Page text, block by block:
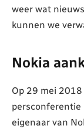
weer wat
kunnen we
Nokia
Op 29 mei
persconferentie
eigenaar van